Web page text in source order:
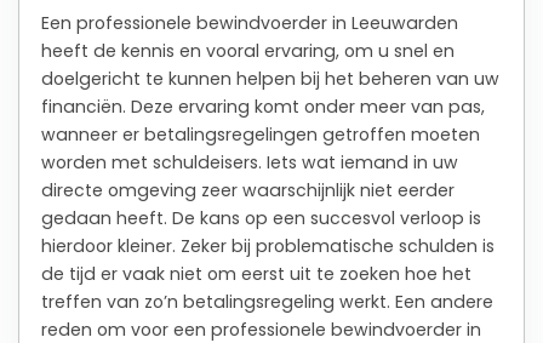
Een professionele bewindvoerder in Leeuwarden
heeft de kennis en vooral ervaring, om u snel en
doelgericht te kunnen helpen bij het beheren van uw
financiën. Deze ervaring komt onder meer van pas,
wanneer er betalingsregelingen getroffen moeten
worden met schuldeisers. Iets wat iemand in uw
directe omgeving zeer waarschijnlijk niet eerder
gedaan heeft. De kans op een succesvol verloop is
hierdoor kleiner. Zeker bij problematische schulden is
de tijd er vaak niet om eerst uit te zoeken hoe het
treffen van zo’n betalingsregeling werkt. Een andere
reden om voor een professionele bewindvoerder in